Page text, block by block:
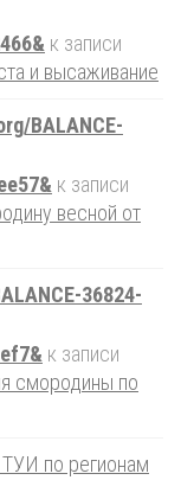
к записи
и высаживание
BALANCE-
к записи
весной от
36824-
к записи
смородины по
по регионам